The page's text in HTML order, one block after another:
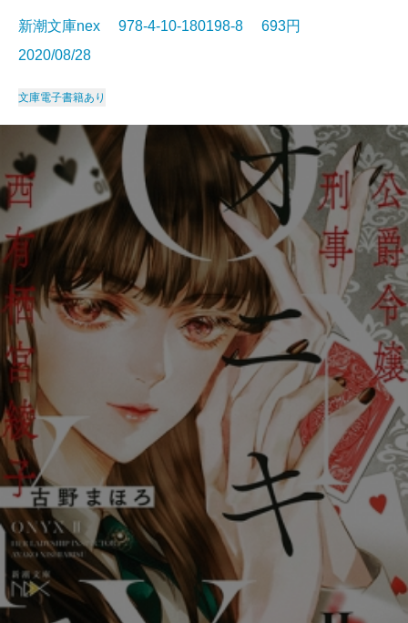
新潮文庫nex 978-4-10-180198-8 693円
2020/08/28
文庫電子書籍あり